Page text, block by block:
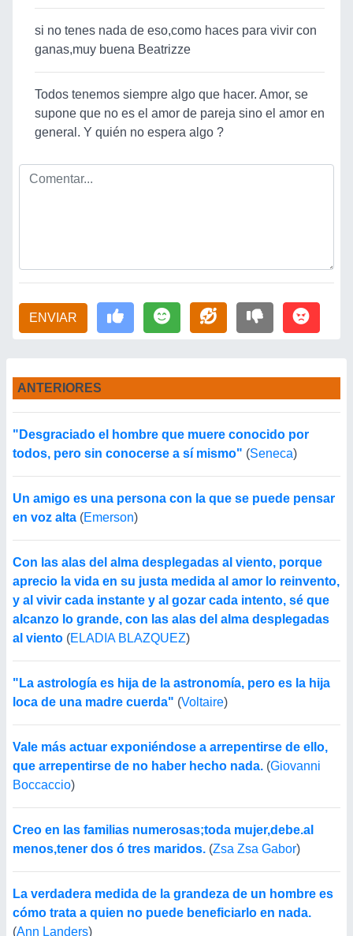
si no tenes nada de eso,como haces para vivir con
ganas,muy buena Beatrizze
Todos tenemos siempre algo que hacer. Amor, se
supone que no es el amor de pareja sino el amor en
general. Y quién no espera algo ?
ENVIAR
ANTERIORES
"Desgraciado el hombre que muere conocido por
todos, pero sin conocerse a sí mismo" (Seneca)
Un amigo es una persona con la que se puede pensar
en voz alta (Emerson)
Con las alas del alma desplegadas al viento, porque
aprecio la vida en su justa medida al amor lo reinvento,
y al vivir cada instante y al gozar cada intento, sé que
alcanzo lo grande, con las alas del alma desplegadas
al viento (ELADIA BLAZQUEZ)
"La astrología es hija de la astronomía, pero es la hija
loca de una madre cuerda" (Voltaire)
Vale más actuar exponiéndose a arrepentirse de ello,
que arrepentirse de no haber hecho nada. (Giovanni
Boccaccio)
Creo en las familias numerosas;toda mujer,debe.al
menos,tener dos ó tres maridos. (Zsa Zsa Gabor)
La verdadera medida de la grandeza de un hombre es
cómo trata a quien no puede beneficiarlo en nada.
(Ann Landers)